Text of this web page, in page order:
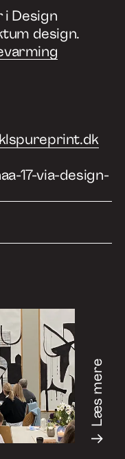
Design
design.
17-via-design-
Læs mere